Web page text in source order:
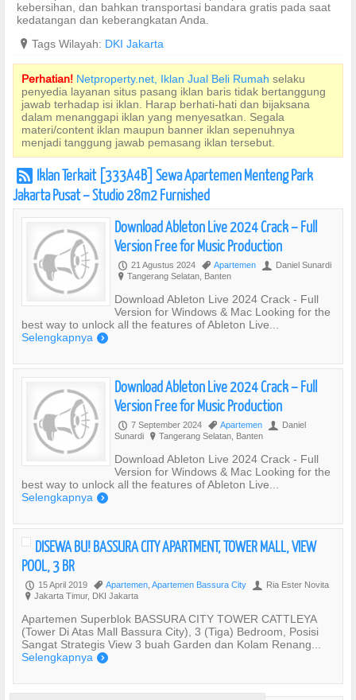
kebersihan, dan bahkan transportasi bandara gratis pada saat
kedatangan dan keberangkatan Anda.
? Tags Wilayah: DKI Jakarta
Perhatian! Netproperty.net, Iklan Jual Beli Rumah selaku
penyedia layanan situs pasang iklan baris tidak bertanggung
jawab terhadap isi iklan. Harap berhati-hati dan bijaksana
dalam menanggapi iklan yang menyesatkan. Segala
materi/content iklan maupun banner iklan sepenuhnya
menjadi tanggung jawab pemasang iklan tersebut.
r Iklan Terkait [333A4B] Sewa Apartemen Menteng Park
Jakarta Pusat – Studio 28m2 Furnished
Download Ableton Live 2024 Crack – Full
Version Free for Music Production
P 21 Agustus 2024 , Apartemen U Daniel Sunardi
? Tangerang Selatan, Banten
Download Ableton Live 2024 Crack - Full
Version for Windows & Mac Looking for the
best way to unlock all the features of Ableton Live...
Selengkapnya )
Download Ableton Live 2024 Crack – Full
Version Free for Music Production
P 7 September 2024 , Apartemen U
Daniel
Sunardi
? Tangerang Selatan, Banten
Download Ableton Live 2024 Crack - Full
Version for Windows & Mac Looking for the
best way to unlock all the features of Ableton Live...
Selengkapnya )
DISEWA BU! BASSURA CITY APARTMENT, TOWER MALL, VIEW
POOL, 3 BR
P 15 April 2019 , Apartemen, Apartemen Bassura City U Ria Ester Novita
? Jakarta Timur, DKI Jakarta
Apartemen Superblok BASSURA CITY TOWER CATTLEYA
(Tower Di Atas Mall Bassura City), 3 (Tiga) Bedroom, Posisi
Sangat Strategis View 3 buah Garden dan Kolam Renang...
Selengkapnya )